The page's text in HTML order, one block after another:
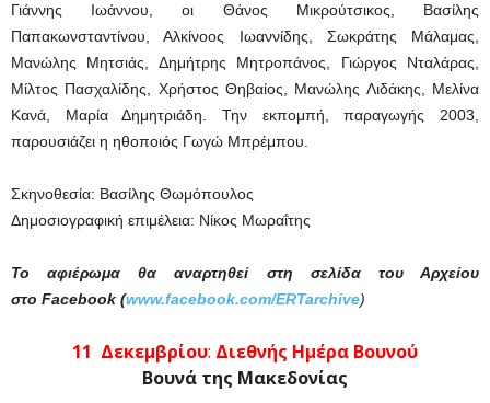
Γιάννης Ιωάννου, οι Θάνος Μικρούτσικος, Βασίλης
Παπακωνσταντίνου, Αλκίνοος Ιωαννίδης, Σωκράτης Μάλαμας,
Μανώλης Μητσιάς, Δημήτρης Μητροπάνος, Γιώργος Νταλάρας,
Μίλτος Πασχαλίδης, Χρήστος Θηβαίος, Μανώλης Λιδάκης, Μελίνα
Κανά, Μαρία Δημητριάδη. Την εκπομπή, παραγωγής 2003,
παρουσιάζει η ηθοποιός Γωγώ Μπρέμπου.
Σκηνοθεσία: Βασίλης Θωμόπουλος
Δημοσιογραφική επιμέλεια: Νίκος Μωραΐτης
Το αφιέρωμα θα αναρτηθεί στη σελίδα του Αρχείου
στο Facebook (www.facebook.com/ERTarchive)
11 Δεκεμβρίου: Διεθνής Ημέρα Βουνού
Βουνά της Μακεδονίας